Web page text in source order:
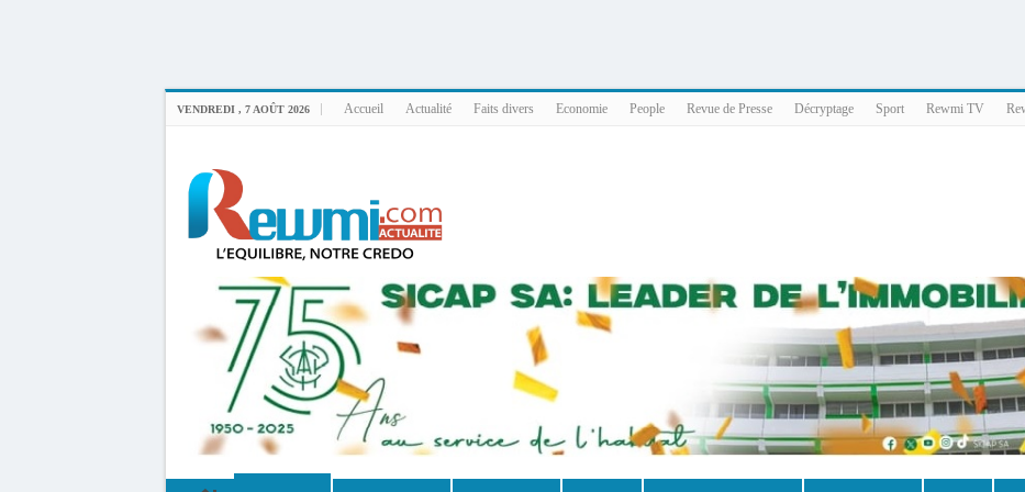
VENDREDI , 7 AOÛT 2026 Accueil Actualité Faits divers Economie People Revue de Presse Décryptage Sport Rewmi TV